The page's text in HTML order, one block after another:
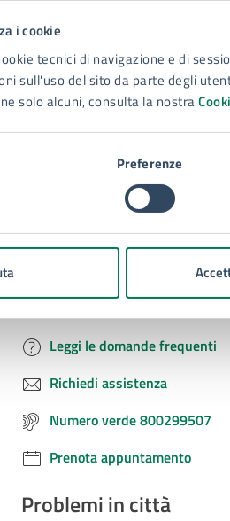
i cookie
tecnici di navigazione e di
sull'uso del sito da parte degli
solo alcuni, consulta la nostra
Preferenze
Quanto sono chiare le
pagina?
Seleziona il numero di stelle
Contatta il comune
Leggi le domande frequenti
Richiedi assistenza
Numero verde 800299507
Prenota appuntamento
Problemi in città